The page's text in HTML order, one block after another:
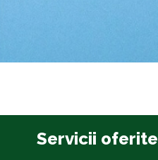
Servicii oferite